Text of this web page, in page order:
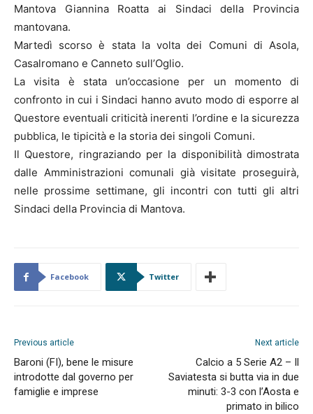
Mantova Giannina Roatta ai Sindaci della Provincia
mantovana.
Martedì scorso è stata la volta dei Comuni di Asola,
Casalromano e Canneto sull’Oglio.
La visita è stata un’occasione per un momento di
confronto in cui i Sindaci hanno avuto modo di esporre al
Questore eventuali criticità inerenti l’ordine e la sicurezza
pubblica, le tipicità e la storia dei singoli Comuni.
Il Questore, ringraziando per la disponibilità dimostrata
dalle Amministrazioni comunali già visitate proseguirà,
nelle prossime settimane, gli incontri con tutti gli altri
Sindaci della Provincia di Mantova.
Facebook Twitter
Previous article
Baroni (FI), bene le misure
introdotte dal governo per
famiglie e imprese
Next article
Calcio a 5 Serie A2 – Il
Saviatesta si butta via in due
minuti: 3-3 con l’Aosta e
primato in bilico